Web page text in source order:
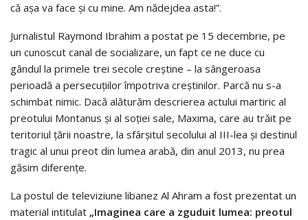
că aşa va face şi cu mine. Am nădejdea asta!”.
Jurnalistul Raymond Ibrahim a postat pe 15 decembrie, pe
un cunoscut canal de socializare, un fapt ce ne duce cu
gândul la primele trei secole creştine – la sângeroasa
perioadă a persecuţiilor împotriva creştinilor. Parcă nu s-a
schimbat nimic. Dacă alăturăm descrierea actului martiric al
preotului Montanus şi al soţiei sale, Maxima, care au trăit pe
teritoriul ţării noastre, la sfârşitul secolului al III-lea şi destinul
tragic al unui preot din lumea arabă, din anul 2013, nu prea
găsim diferenţe.
La postul de televiziune libanez Al Ahram a fost prezentat un
material intitulat „Imaginea care a zguduit lumea: preotul